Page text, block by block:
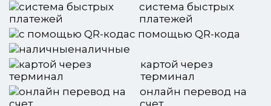
система быстрых
платежей
с помощью QR-кода
наличные
картой через
терминал
онлайн перевод на
счет